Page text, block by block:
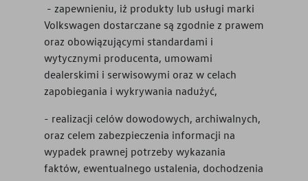
- zapewnieniu, iż produkty lub usługi marki
Volkswagen dostarczane są zgodnie z prawem
oraz obowiązującymi standardami i
wytycznymi producenta, umowami
dealerskimi i serwisowymi oraz w celach
zapobiegania i wykrywania nadużyć,
- realizacji celów dowodowych, archiwalnych,
oraz celem zabezpieczenia informacji na
wypadek prawnej potrzeby wykazania
faktów, ewentualnego ustalenia, dochodzenia